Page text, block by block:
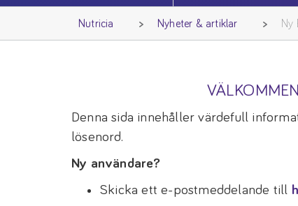
Nutricia Nyheter & artiklar Ny
Denna sida innehåller värdefull
lösenord.
Ny användare?
Skicka ett e-postmeddelande till